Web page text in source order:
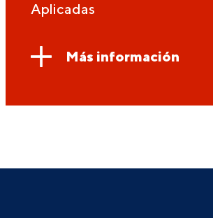
Aplicadas
Más información